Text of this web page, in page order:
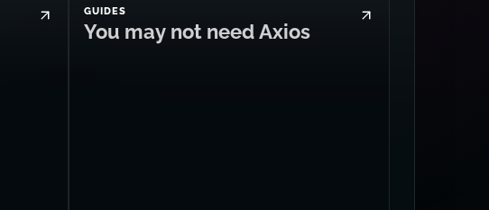
GUIDES
You may not need Axios